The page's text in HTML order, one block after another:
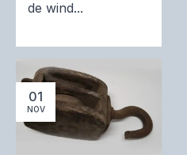
de wind...
01
NOV